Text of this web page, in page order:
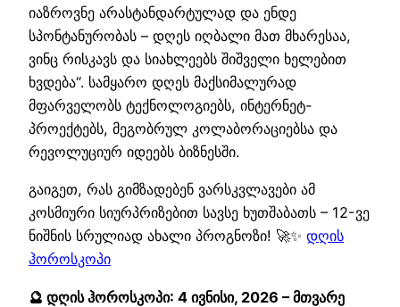
იაზროვნე არასტანდარტულად და ენდე
სპონტანურობას – დღეს იღბალი მათ მხარესაა,
ვინც რისკავს და სიახლეებს შიშველი ხელებით
ხვდება“. სამყარო დღეს მაქსიმალურად
მფარველობს ტექნოლოგიებს, ინტერნეტ-
პროექტებს, მეგობრულ კოლაბორაციებსა და
რევოლუციურ იდეებს ბიზნესში.
გაიგეთ, რას გიმზადებენ ვარსკვლავები ამ
კოსმიური სიურპრიზებით სავსე ხუთშაბათს – 12-ვე
ნიშნის სრულიად ახალი პროგნოზი! 🚀✨ დღის
ჰოროსკოპი
🔮 დღის ჰოროსკოპი: 4 ივნისი, 2026 – მთვარე